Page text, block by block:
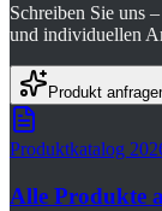
Schreiben Sie uns
und individuellen
Produkt
Produktkatalog
Alle Produkte